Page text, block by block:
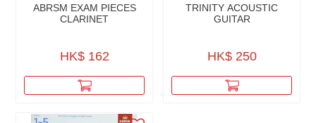
ABRSM EXAM PIECES
CLARINET
HK$ 162
TRINITY ACOUSTIC
GUITAR
HK$ 250